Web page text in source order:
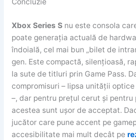
Concluzie
Xbox Series Snu este consola
poate generația actuală de
îndoială, cel mai bun „bilet de
gen. Este compactă, silențioasă,
la sute de titluri prin Game Pass.
compromisuri – lipsa unității
–, dar pentru prețul cerut și
acestea sunt ușor de acceptat.
jucător care pune accent pe
accesibilitate mai mult decât pe